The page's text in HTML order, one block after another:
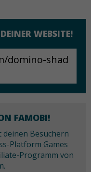
WEBSITE!
FAMOBI!
Besuchern
Platform Games
Programm von